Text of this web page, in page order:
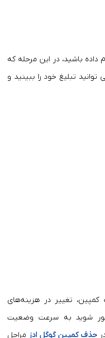
داده باشید، در این مرحله که
تبلیغ خود را ببینید و
تغییر در هزینه‌های
شوید به سرعت وضعیت
حذف کمپین گوگل ادز مراحل